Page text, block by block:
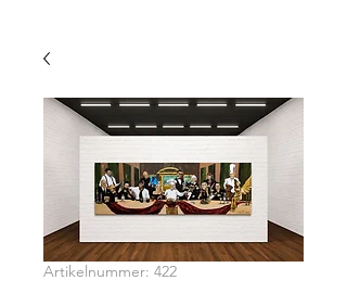
Artikelnummer: 422